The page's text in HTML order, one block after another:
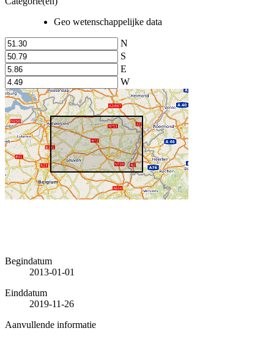
Geo wetenschappelijke data
N
S
E
W
Begindatum
2013-01-01
Einddatum
2019-11-26
Aanvullende informatie